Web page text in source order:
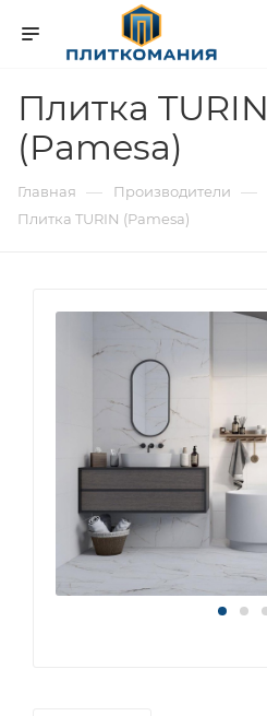
Плитка TURIN
(Pamesa)
Главная — Производители —
Плитка TURIN (Pamesa)